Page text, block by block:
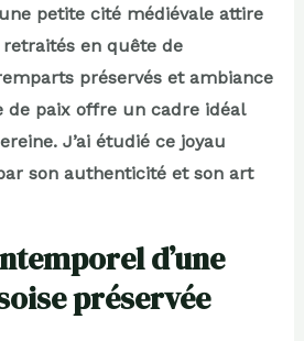
petite cité médiévale attire
en quête de
préservés et ambiance
de paix offre un cadre idéal
J’ai étudié ce joyau
son authenticité et son art
d’une
préservée